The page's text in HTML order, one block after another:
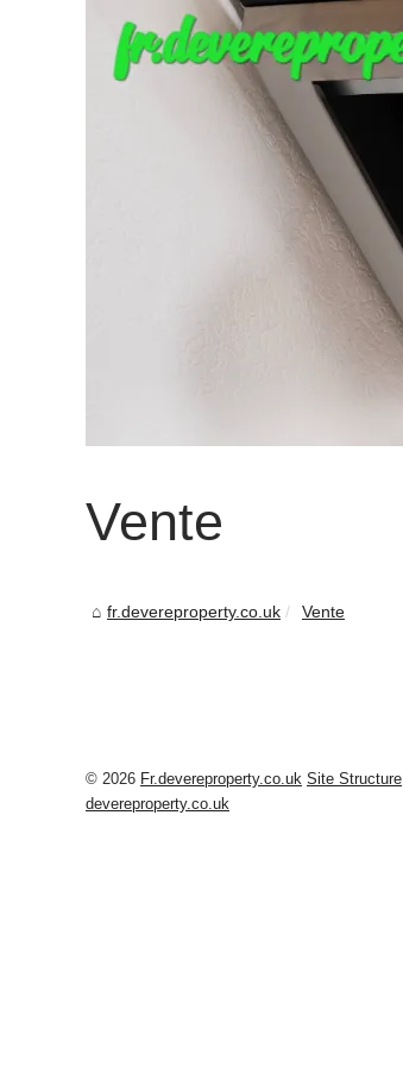
Vente
fr.devereproperty.co.uk Vente
© 2026 Fr.devereproperty.co.uk Site Structure
devereproperty.co.uk